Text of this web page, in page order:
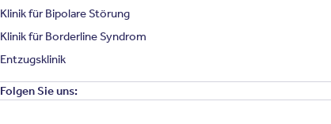
Klinik für Bipolare Störung
Klinik für Borderline Syndrom
Entzugsklinik
Folgen Sie uns: